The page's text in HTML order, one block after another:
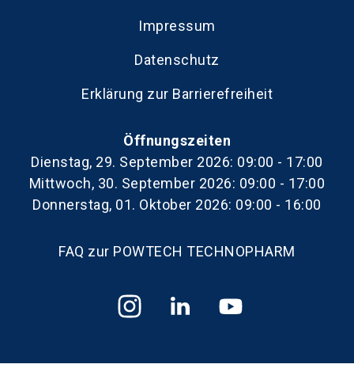
Impressum
Datenschutz
Erklärung zur Barrierefreiheit
Öffnungszeiten
Dienstag, 29. September 2026: 09:00 - 17:00
Mittwoch, 30. September 2026: 09:00 - 17:00
Donnerstag, 01. Oktober 2026: 09:00 - 16:00
FAQ zur POWTECH TECHNOPHARM